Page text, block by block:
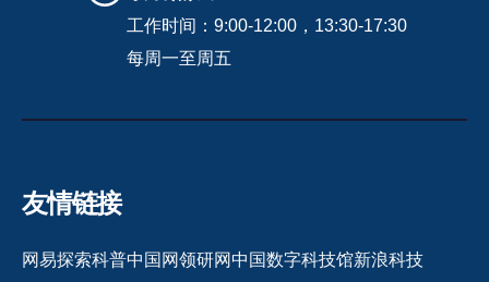
工作时间：9:00-12:00，13:30-17:30
每周一至周五
友情链接
网易探索科普中国网领研网中国数字科技馆新浪科技